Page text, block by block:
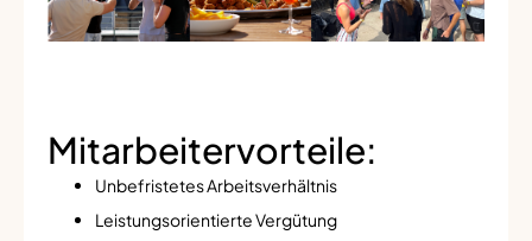
Mitarbeitervorteile:
Unbefristetes Arbeitsverhältnis
Leistungsorientierte Vergütung